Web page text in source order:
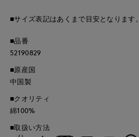
■サイズ表記はあくまで目安となります。
■品番
52190829
■原産国
中国製
■クオリティ
綿100%
■取扱い方法